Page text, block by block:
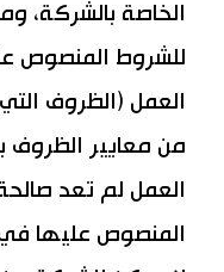
الخاصة بالشركة،
للشروط المنصوص
العمل (الظروف
من معايير الظروف
العمل لم تعد
المنصوص عليها في